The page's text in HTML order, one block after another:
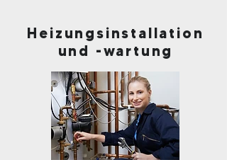
Heizungsinstallation
und -wartung